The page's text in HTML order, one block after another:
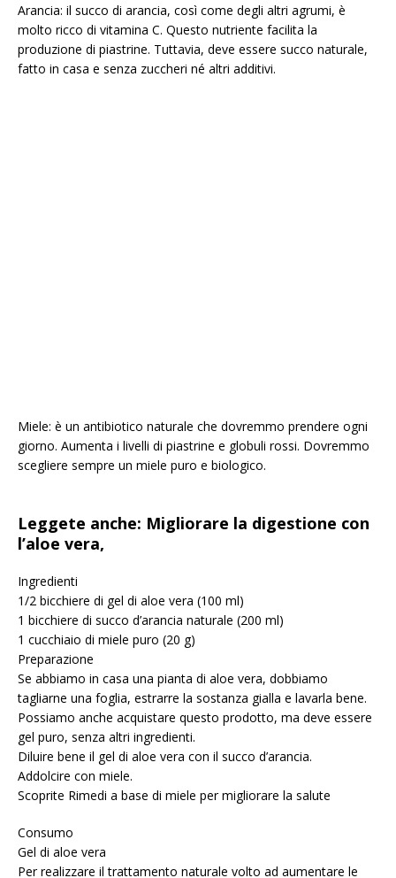
Arancia: il succo di arancia, così come degli altri agrumi, è
molto ricco di vitamina C. Questo nutriente facilita la
produzione di piastrine. Tuttavia, deve essere succo naturale,
fatto in casa e senza zuccheri né altri additivi.
Miele: è un antibiotico naturale che dovremmo prendere ogni
giorno. Aumenta i livelli di piastrine e globuli rossi. Dovremmo
scegliere sempre un miele puro e biologico.
Leggete anche: Migliorare la digestione con
l’aloe vera,
Ingredienti
1/2 bicchiere di gel di aloe vera (100 ml)
1 bicchiere di succo d’arancia naturale (200 ml)
1 cucchiaio di miele puro (20 g)
Preparazione
Se abbiamo in casa una pianta di aloe vera, dobbiamo
tagliarne una foglia, estrarre la sostanza gialla e lavarla bene.
Possiamo anche acquistare questo prodotto, ma deve essere
gel puro, senza altri ingredienti.
Diluire bene il gel di aloe vera con il succo d’arancia.
Addolcire con miele.
Scoprite Rimedi a base di miele per migliorare la salute
Consumo
Gel di aloe vera
Per realizzare il trattamento naturale volto ad aumentare le